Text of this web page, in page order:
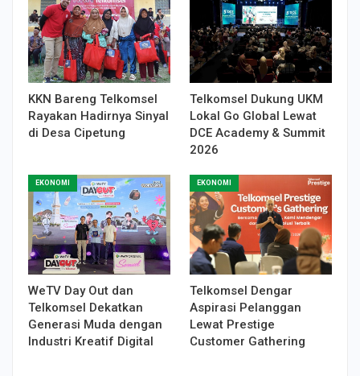
KKN Bareng Telkomsel
Rayakan Hadirnya Sinyal
di Desa Cipetung
Telkomsel Dukung UKM
Lokal Go Global Lewat
DCE Academy & Summit
2026
EKONOMI
WeTV Day Out dan
Telkomsel Dekatkan
Generasi Muda dengan
Industri Kreatif Digital
EKONOMI
Telkomsel Dengar
Aspirasi Pelanggan
Lewat Prestige
Customer Gathering